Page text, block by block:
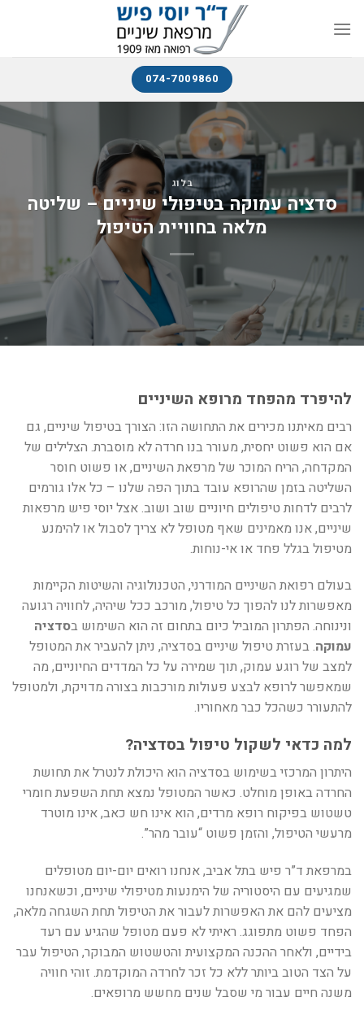
074-7009860
בלוג
סדציה עמוקה בטיפולי שיניים – שליטה
מלאה בחוויית הטיפול
להיפרד מהפחד מרופא השיניים
רבים מאיתנו מכירים את התחושה הזו: הצורך בטיפול שיניים, גם
אם הוא פשוט יחסית, מעורר בנו חרדה לא מוסברת. הצלילים של
המקדחה, הריח המוכר של מרפאת השיניים, או פשוט חוסר
השליטה בזמן שהרופא עובד בתוך הפה שלנו – כל אלו גורמים
לרבים לדחות טיפולים חיוניים שוב ושוב. אצל יוסי פיש מרפאות
שיניים, אנו מאמינים שאף מטופל לא צריך לסבול או להימנע
מטיפול בגלל פחד או אי-נוחות.
בעולם רפואת השיניים המודרני, הטכנולוגיה והשיטות הקיימות
מאפשרות לנו להפוך כל טיפול, מורכב ככל שיהיה, לחוויה רגועה
ונינוחה. הפתרון המוביל כיום בתחום זה הוא השימוש בסדציה
עמוקה. בעזרת טיפול שיניים בסדציה, ניתן להעביר את המטופל
למצב של רוגע עמוק, תוך שמירה על כל המדדים החיוניים, מה
שמאפשר לרופא לבצע פעולות מורכבות בצורה מדויקת, ולמטופל
להתעורר כשהכל כבר מאחוריו.
למה כדאי לשקול טיפול בסדציה?
היתרון המרכזי בשימוש בסדציה הוא היכולת לנטרל את תחושת
החרדה באופן מוחלט. כאשר המטופל נמצא תחת השפעת חומרי
טשטוש בפיקוח רופא מרדים, הוא אינו חש כאב, אינו מוטרד
מרעשי הטיפול, והזמן פשוט “עובר מהר”.
במרפאת ד”ר פיש בתל אביב, אנחנו רואים יום-יום מטופלים
שמגיעים עם היסטוריה של הימנעות מטיפולי שיניים, וכשאנחנו
מציעים להם את האפשרות לעבור את הטיפול תחת השגחה מלאה,
הפחד פשוט מתפוגג. ראיתי לא פעם מטופל שהגיע עם רעד
בידיים, ולאחר ההכנה המקצועית והטשטוש המבוקר, הטיפול עבר
על הצד הטוב ביותר ללא כל זכר לחרדה המוקדמת. זוהי חוויה
משנה חיים עבור מי שסבל שנים מחשש מרופאים.